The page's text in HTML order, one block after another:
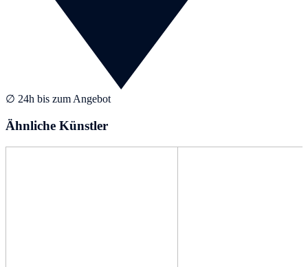
∅ 24h bis zum Angebot
Ähnliche Künstler